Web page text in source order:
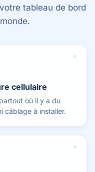
tableau de bord
cellulaire
où il y a du
câblage à installer.